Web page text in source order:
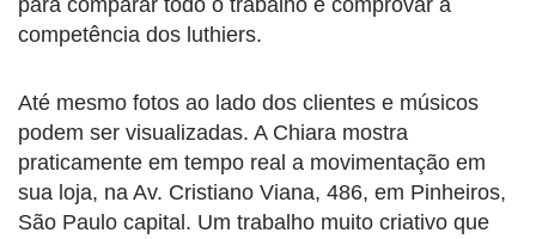
para comparar todo o trabalho e comprovar a
competência dos luthiers.
Até mesmo fotos ao lado dos clientes e músicos
podem ser visualizadas. A Chiara mostra
praticamente em tempo real a movimentação em
sua loja, na Av. Cristiano Viana, 486, em Pinheiros,
São Paulo capital. Um trabalho muito criativo que